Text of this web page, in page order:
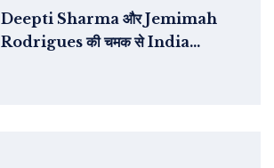
Deepti Sharma और Jemimah
Rodrigues की चमक से India